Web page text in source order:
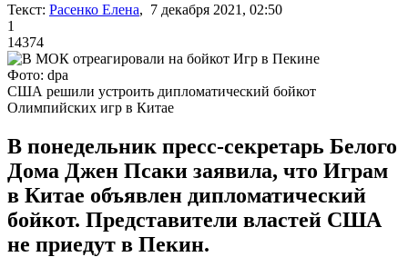
Текст: Расенко Елена, 7 декабря 2021, 02:50
1
14374
Фото: dpa
США решили устроить дипломатический бойкот
Олимпийских игр в Китае
В понедельник пресс-секретарь Белого
Дома Джен Псаки заявила, что Играм
в Китае объявлен дипломатический
бойкот. Представители властей США
не приедут в Пекин.